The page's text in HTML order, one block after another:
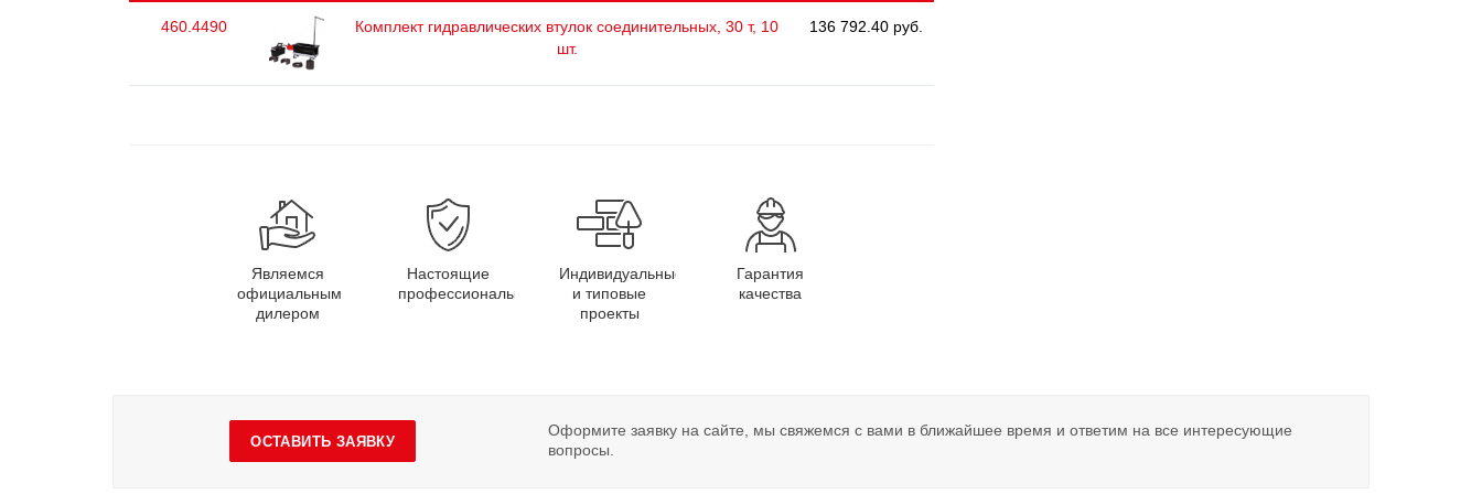
460.4490
Комплект гидравлических втулок соединительных, 30 т, 10
шт.
136 792.40 руб.
Являемся
официальным
дилером
Настоящие
профессионалы
Индивидуальные
и типовые
проекты
Гарантия
качества
ОСТАВИТЬ ЗАЯВКУ
Оформите заявку на сайте, мы свяжемся с вами в ближайшее время и ответим на все интересующие
вопросы.